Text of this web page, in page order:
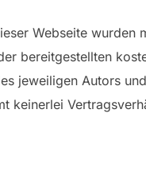
Webseite
bereitgestellten
jeweiligen Autors
keinerlei